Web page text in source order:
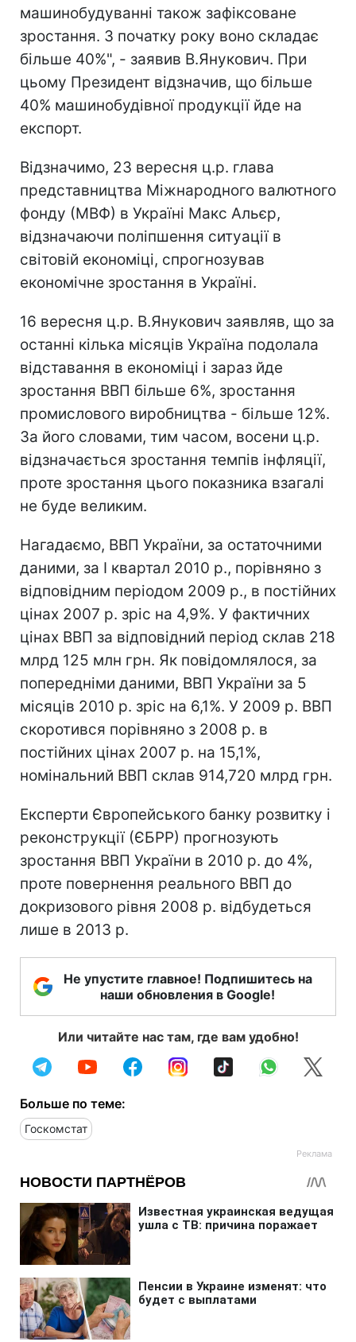
машинобудуванні також зафіксоване
зростання. З початку року воно складає
більше 40%", - заявив В.Янукович. При
цьому Президент відзначив, що більше
40% машинобудівної продукції йде на
експорт.
Відзначимо, 23 вересня ц.р. глава
представництва Міжнародного валютного
фонду (МВФ) в Україні Макс Альєр,
відзначаючи поліпшення ситуації в
світовій економіці, спрогнозував
економічне зростання в Україні.
16 вересня ц.р. В.Янукович заявляв, що за
останні кілька місяців Україна подолала
відставання в економіці і зараз йде
зростання ВВП більше 6%, зростання
промислового виробництва - більше 12%.
За його словами, тим часом, восени ц.р.
відзначається зростання темпів інфляції,
проте зростання цього показника взагалі
не буде великим.
Нагадаємо, ВВП України, за остаточними
даними, за I квартал 2010 р., порівняно з
відповідним періодом 2009 р., в постійних
цінах 2007 р. зріс на 4,9%. У фактичних
цінах ВВП за відповідний період склав 218
млрд 125 млн грн. Як повідомлялося, за
попередніми даними, ВВП України за 5
місяців 2010 р. зріс на 6,1%. У 2009 р. ВВП
скоротився порівняно з 2008 р. в
постійних цінах 2007 р. на 15,1%,
номінальний ВВП склав 914,720 млрд грн.
Експерти Європейського банку розвитку і
реконструкції (ЄБРР) прогнозують
зростання ВВП України в 2010 р. до 4%,
проте повернення реального ВВП до
докризового рівня 2008 р. відбудеться
лише в 2013 р.
Не упустите главное! Подпишитесь на
наши обновления в Google!
Или читайте нас там, где вам удобно!
Больше по теме:
Госкомстат